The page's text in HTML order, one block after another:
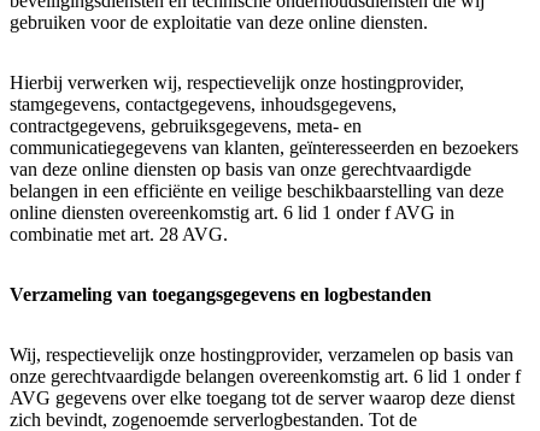
gebruiken voor de exploitatie van deze online diensten.
Hierbij verwerken wij, respectievelijk onze hostingprovider,
stamgegevens, contactgegevens, inhoudsgegevens,
contractgegevens, gebruiksgegevens, meta- en
communicatiegegevens van klanten, geïnteresseerden en bezoekers
van deze online diensten op basis van onze gerechtvaardigde
belangen in een efficiënte en veilige beschikbaarstelling van deze
online diensten overeenkomstig art. 6 lid 1 onder f AVG in
combinatie met art. 28 AVG.
Verzameling van toegangsgegevens en logbestanden
Wij, respectievelijk onze hostingprovider, verzamelen op basis van
onze gerechtvaardigde belangen overeenkomstig art. 6 lid 1 onder f
AVG gegevens over elke toegang tot de server waarop deze dienst
zich bevindt, zogenoemde serverlogbestanden. Tot de